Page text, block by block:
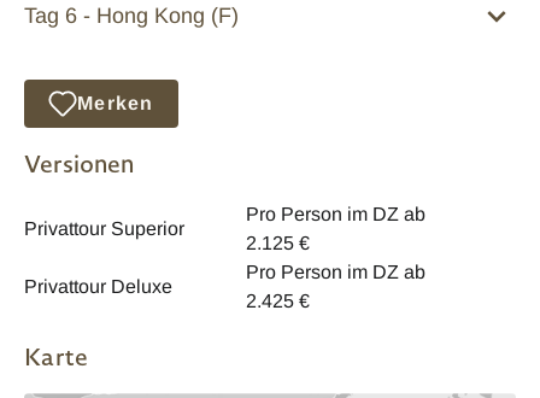
Tag 6 - Hong Kong (F)
Merken
Versionen
Privattour Superior
Pro Person im DZ ab
2.125 €
Privattour Deluxe
Pro Person im DZ ab
2.425 €
Karte